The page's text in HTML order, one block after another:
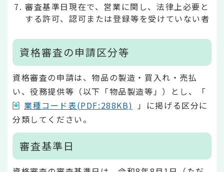
審査基準日現在で、営業に関し、法律上必要と
する許可、認可または登録等を受けていない者
資格審査の申請区分等
資格審査の申請は、物品の製造・買入れ・売払
い、役務提供等（以下「物品製造等」）とし、「
業種コード表(PDF:288KB)
」に掲げる区分に
分類してください。
審査基準日